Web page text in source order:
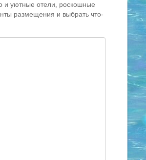
и уютные отели, роскошные
размещения и выбрать что-